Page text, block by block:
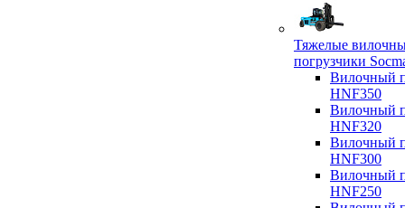
Тяжелые
погрузчики
Вилочный
HNF350
Вилочный
HNF320
Вилочный
HNF300
Вилочный
HNF250